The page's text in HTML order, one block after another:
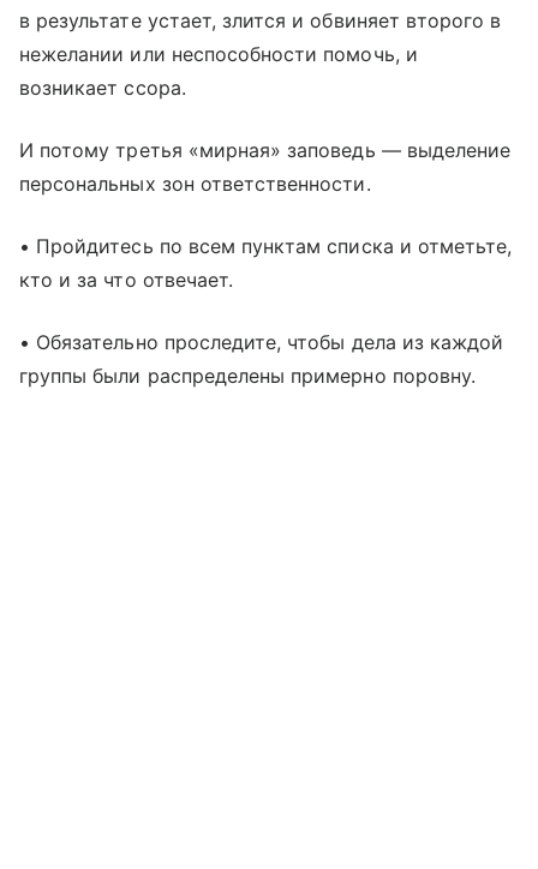
в результате устает, злится и обвиняет второго в
нежелании или неспособности помочь, и
возникает ссора.
И потому третья «мирная» заповедь — выделение
персональных зон ответственности.
• Пройдитесь по всем пунктам списка и отметьте,
кто и за что отвечает.
• Обязательно проследите, чтобы дела из каждой
группы были распределены примерно поровну.